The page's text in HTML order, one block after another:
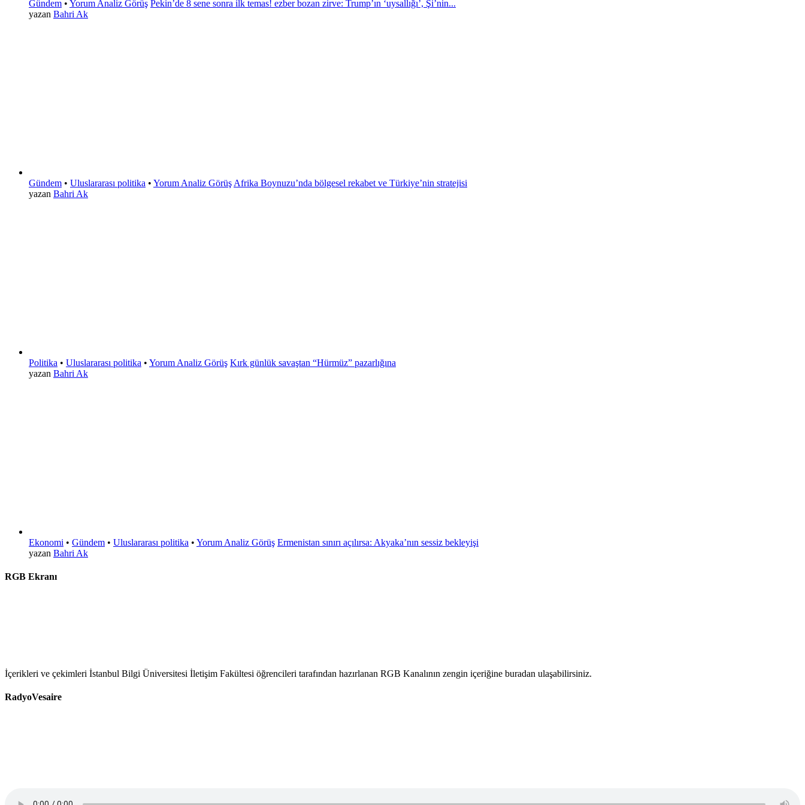
Gündem • Yorum Analiz Görüş Pekin’de 8 sene sonra ilk temas! ezber bozan zirve: Trump’ın ‘uysallığı’, Şi’nin...
yazan Bahri Ak
Gündem • Uluslararası politika • Yorum Analiz Görüş Afrika Boynuzu’nda bölgesel rekabet ve Türkiye’nin stratejisi
yazan Bahri Ak
Politika • Uluslararası politika • Yorum Analiz Görüş Kırk günlük savaştan “Hürmüz” pazarlığına
yazan Bahri Ak
Ekonomi • Gündem • Uluslararası politika • Yorum Analiz Görüş Ermenistan sınırı açılırsa: Akyaka’nın sessiz bekleyişi
yazan Bahri Ak
RGB Ekranı
İçerikleri ve çekimleri İstanbul Bilgi Üniversitesi İletişim Fakültesi öğrencileri tarafından hazırlanan RGB Kanalının zengin içeriğine buradan ulaşabilirsiniz.
RadyoVesaire